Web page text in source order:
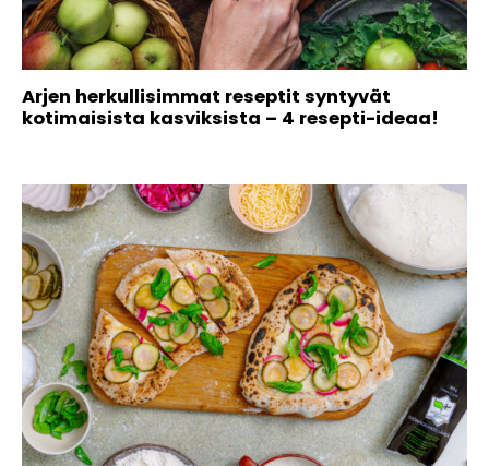
Arjen herkullisimmat reseptit syntyvät
kotimaisista kasviksista – 4 resepti-ideaa!